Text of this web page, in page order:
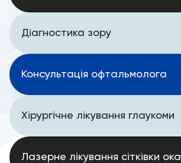
Діагностика зору
Консультація офтальмолога
Хірургічне лікування глаукоми
Лазерне лікування сітківки ока